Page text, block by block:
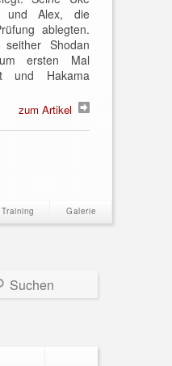
und Alex, die
ablegten.
Shodan
ersten Mal
und Hakama
zum Artikel
Galerie
Training